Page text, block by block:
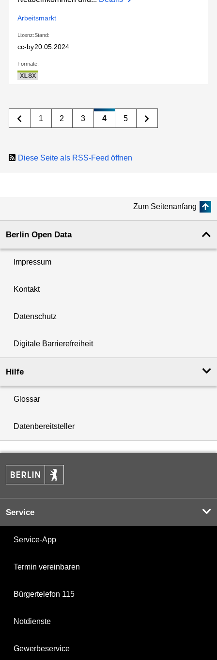
Arbeitsmarkt
Lizenz:
cc-by
Stand:
20.05.2024
Formate:
XLSX
1 2 3 4 5
Diese Seite als RSS-Feed öffnen
Zum Seitenanfang
Berlin Open Data
Impressum
Kontakt
Datenschutz
Digitale Barrierefreiheit
Hilfe
Glossar
Datenbereitsteller
Service
Service-App
Termin vereinbaren
Bürgertelefon 115
Notdienste
Gewerbeservice